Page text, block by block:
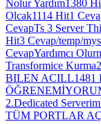
Nolur Yardım1380
Olcak1114 Hit1
CevapTs 3 Server
Hit3 Cevap/temp/
CevapYardımcı
Transformice Kurma
BILEN ACILL1481
2.Dedicated
TÜM PORTLAR